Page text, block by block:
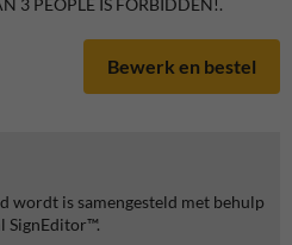
wordt is samengesteld met behulp
SignEditor™.
3 PEOPLE IS FORBIDDEN!.
Bewerk en bestel